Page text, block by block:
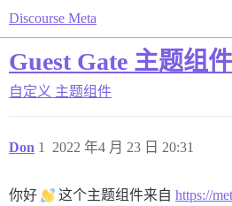
Discourse Meta
Guest Gate 主题组件
自定义 主题组件
Don 2022 年4 月 23 日 20:31
1
你好 这个主题组件来自 https://